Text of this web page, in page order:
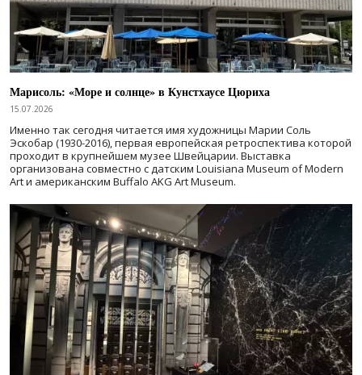
Марисоль: «Море и солнце» в Кунстхаусе Цюриха
15.07.2026
Именно так сегодня читается имя художницы Марии Соль
Эскобар (1930-2016), первая европейская ретроспектива которой
проходит в крупнейшем музее Швейцарии. Выставка
организована совместно с датским Louisiana Museum of Modern
Art и американским Buffalo AKG Art Museum.